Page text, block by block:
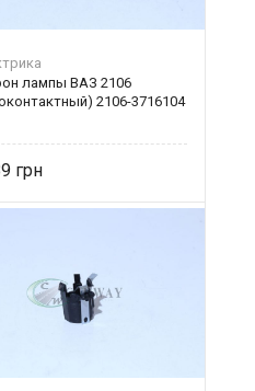
лампы ВАЗ 2106
2106-3716104